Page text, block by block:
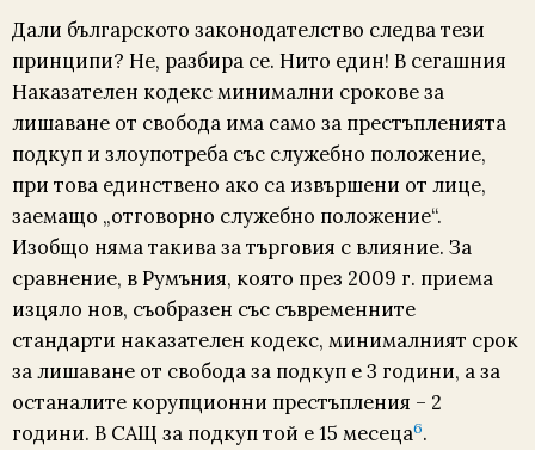
Дали българското законодателство следва тези
принципи? Не, разбира се. Нито един! В сегашния
Наказателен кодекс минимални срокове за
лишаване от свобода има само за престъпленията
подкуп и злоупотреба със служебно положение,
при това единствено ако са извършени от лице,
заемащo „отговорно служебно положение“.
Изобщо няма такива за търговия с влияние. За
сравнение, в Румъния, която през 2009 г. приема
изцяло нов, съобразен със съвременните
стандарти наказателен кодекс, минималният срок
за лишаване от свобода за подкуп е 3 години, а за
останалите корупционни престъпления – 2
години. В САЩ за подкуп той е 15 месеца6.